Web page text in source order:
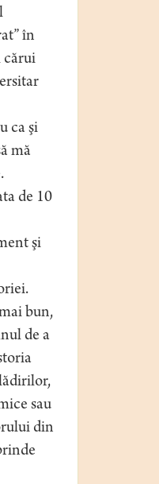
în
cărui
ca şi
mă
de 10
şi
bun,
de a
sau
din